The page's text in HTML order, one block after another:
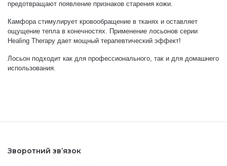
Аксесуари
предотвращают появление признаков старения кожи.
Камфора стимулирует кровообращение в тканях и оставляет
ощущение тепла в конечностях. Применение лосьонов серии
Healing Therapy дает мощный терапевтический эффект!
Лосьон подходит как для профессионального, так и для домашнего
использования.
Зворотний зв’язок